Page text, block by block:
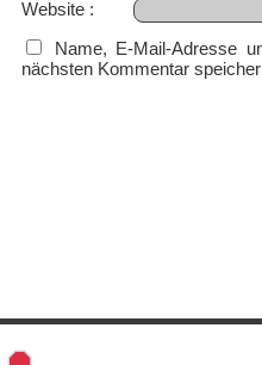
Website
Name, E-Mail-Adresse
nächsten Kommentar